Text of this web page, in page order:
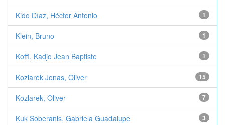
Kido Díaz, Héctor Antonio 1
Klein, Bruno 1
Koffi, Kadjo Jean Baptiste 1
Kozlarek Jonas, Oliver 15
Kozlarek, Oliver 7
Kuk Soberanis, Gabriela Guadalupe 3